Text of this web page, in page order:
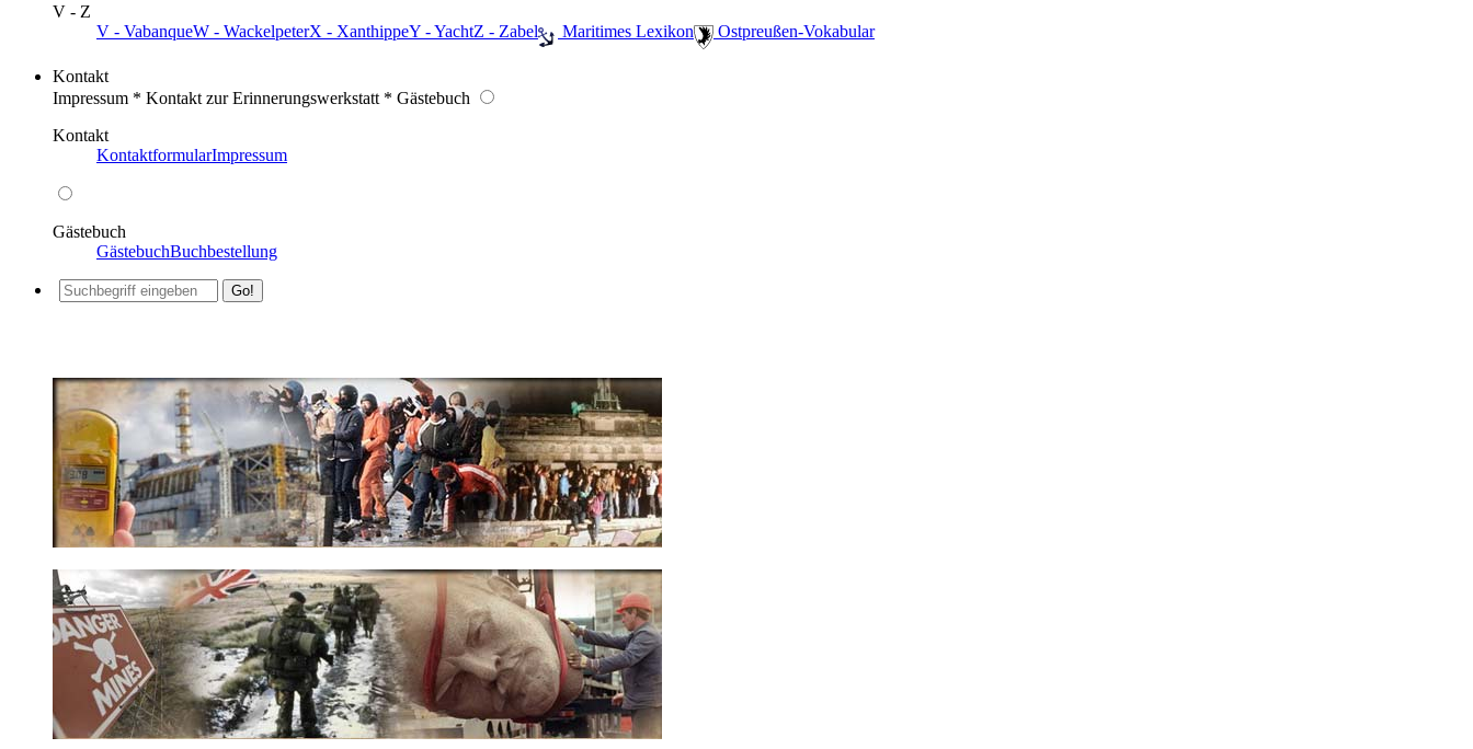
V - Z
V - VabanqueW - WackelpeterX - XanthippeY - YachtZ - Zabel ️ Maritimes Lexikon ️ Ostpreußen-Vokabular
Kontakt
Impressum * Kontakt zur Erinnerungswerkstatt * Gästebuch
Kontakt
KontaktformularImpressum
Gästebuch
GästebuchBuchbestellung